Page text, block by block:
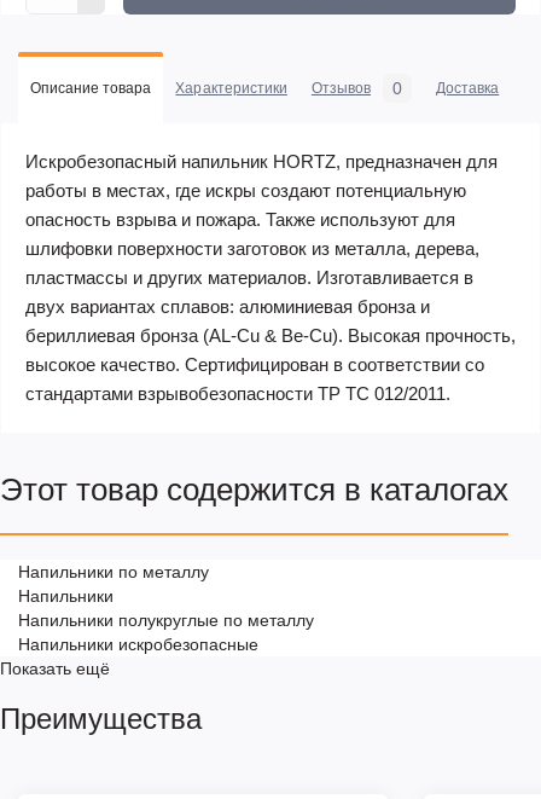
Описание товара Характеристики Отзывов 0 Доставка
Искробезопасный напильник HORTZ, предназначен для
работы в местах, где искры создают потенциальную
опасность взрыва и пожара. Также используют для
шлифовки поверхности заготовок из металла, дерева,
пластмассы и других материалов. Изготавливается в
двух вариантах сплавов: алюминиевая бронза и
бериллиевая бронза (AL-Cu & Be-Cu). Высокая прочность,
высокое качество. Сертифицирован в соответствии со
стандартами взрывобезопасности ТР ТС 012/2011.
Этот товар содержится в каталогах
Напильники по металлу
Напильники
Напильники полукруглые по металлу
Напильники искробезопасные
Показать ещё
Преимущества